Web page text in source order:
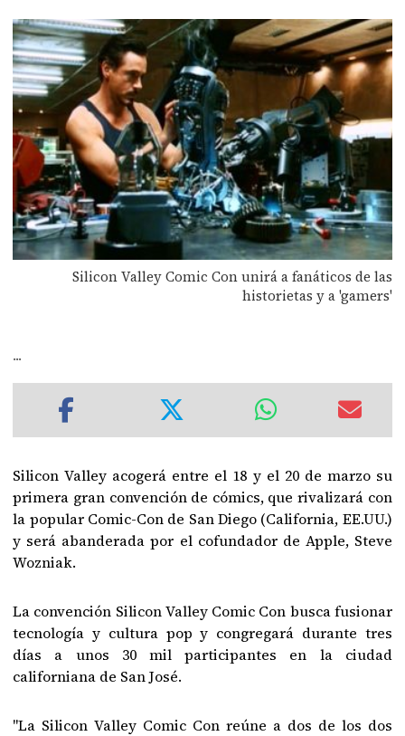
Silicon Valley Comic Con unirá a fanáticos de las
historietas y a 'gamers'
...
Silicon Valley acogerá entre el 18 y el 20 de marzo su
primera gran convención de cómics, que rivalizará con
la popular Comic-Con de San Diego (California, EE.UU.)
y será abanderada por el cofundador de Apple, Steve
Wozniak.
La convención Silicon Valley Comic Con busca fusionar
tecnología y cultura pop y congregará durante tres
días a unos 30 mil participantes en la ciudad
californiana de San José.
"La Silicon Valley Comic Con reúne a dos de los dos